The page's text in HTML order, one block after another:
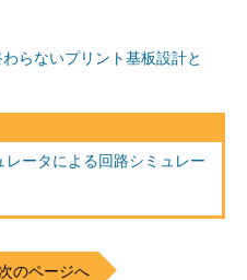
らないプリント基板設計と
レータによる回路シミュレー
次のページへ